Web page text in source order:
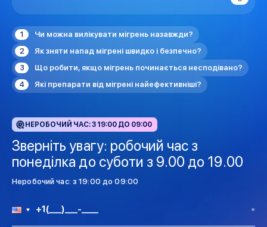
Чи можна вилікувати мігрень назавжди?
Як зняти напад мігрені швидко і безпечно?
Що робити, якщо мігрень починається несподівано?
Які препарати від мігрені найефективніші?
НЕРОБОЧИЙ ЧАС: З 19:00 ДО 09:00
Зверніть увагу: робочий час з
понеділка до суботи з 9.00 до 19.00
Неробочий час: з 19:00 до 09:00